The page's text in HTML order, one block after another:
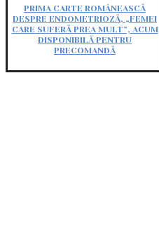
PRIMA CARTE ROMÂNEASCĂ
DESPRE ENDOMETRIOZĂ, „FEMEI
CARE SUFERĂ PREA MULT”, ACUM
DISPONIBILĂ PENTRU
PRECOMANDĂ